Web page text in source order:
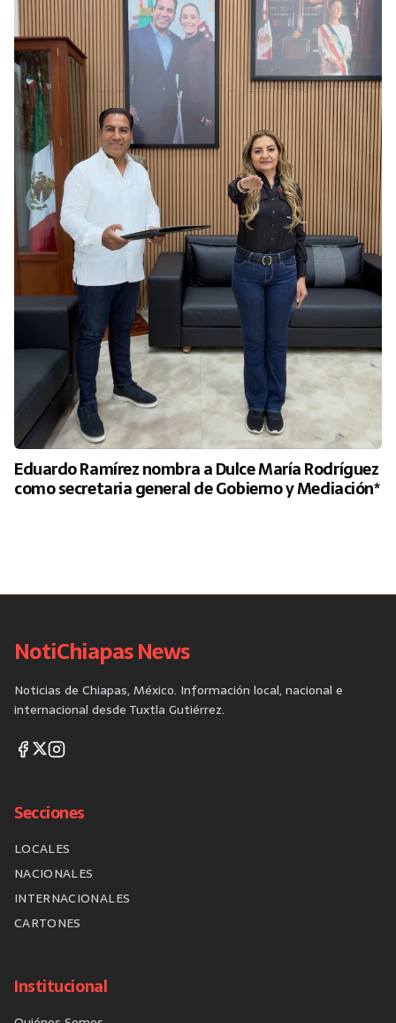
Eduardo Ramírez nombra a Dulce María Rodríguez
como secretaria general de Gobierno y Mediación*
NotiChiapas News
Noticias de Chiapas, México. Información local, nacional e
internacional desde Tuxtla Gutiérrez.
Secciones
LOCALES
NACIONALES
INTERNACIONALES
CARTONES
Institucional